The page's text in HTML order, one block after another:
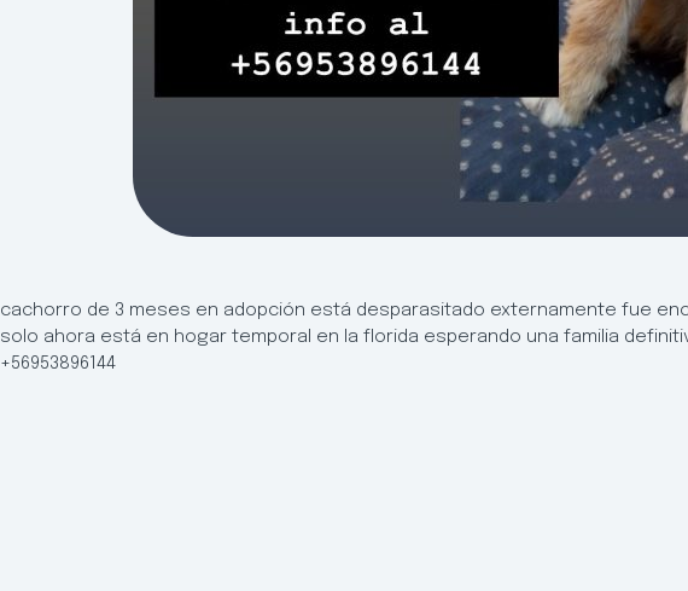
cachorro de 3 meses en adopción está desparasitado externamente fue
solo ahora está en hogar temporal en la florida esperando una familia
+56953896144